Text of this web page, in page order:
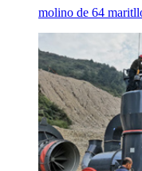
molino de 64